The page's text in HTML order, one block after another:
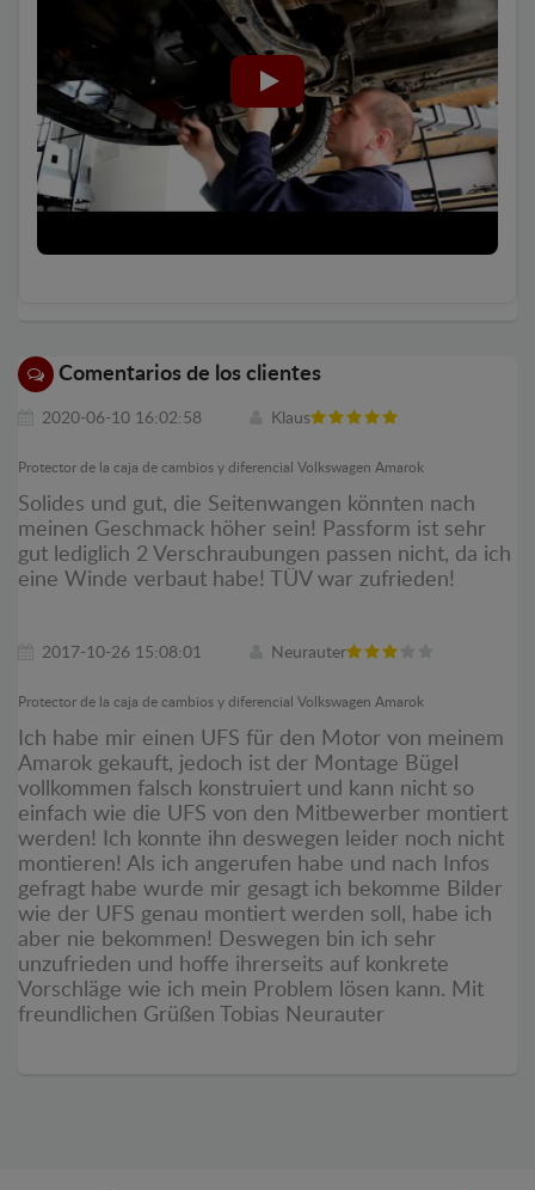
Comentarios de los clientes
2020-06-10 16:02:58 Klaus
Protector de la caja de cambios y diferencial Volkswagen Amarok
Solides und gut, die Seitenwangen könnten nach
meinen Geschmack höher sein! Passform ist sehr
gut lediglich 2 Verschraubungen passen nicht, da ich
eine Winde verbaut habe! TÜV war zufrieden!
2017-10-26 15:08:01 Neurauter
Protector de la caja de cambios y diferencial Volkswagen Amarok
Ich habe mir einen UFS für den Motor von meinem
Amarok gekauft, jedoch ist der Montage Bügel
vollkommen falsch konstruiert und kann nicht so
einfach wie die UFS von den Mitbewerber montiert
werden! Ich konnte ihn deswegen leider noch nicht
montieren! Als ich angerufen habe und nach Infos
gefragt habe wurde mir gesagt ich bekomme Bilder
wie der UFS genau montiert werden soll, habe ich
aber nie bekommen! Deswegen bin ich sehr
unzufrieden und hoffe ihrerseits auf konkrete
Vorschläge wie ich mein Problem lösen kann. Mit
freundlichen Grüßen Tobias Neurauter